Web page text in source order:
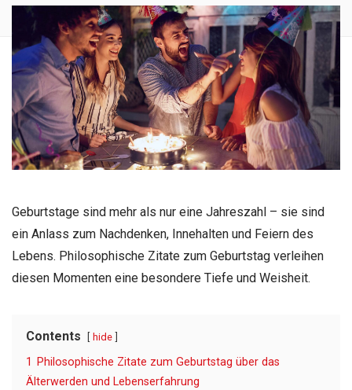
Geburtstage sind mehr als nur eine Jahreszahl – sie sind
ein Anlass zum Nachdenken, Innehalten und Feiern des
Lebens. Philosophische Zitate zum Geburtstag verleihen
diesen Momenten eine besondere Tiefe und Weisheit.
Contents hide
1
Philosophische Zitate zum Geburtstag über das
Älterwerden und Lebenserfahrung